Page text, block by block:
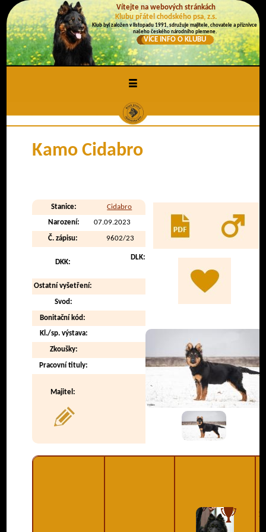
Vítejte na webových stránkách
Klubu přátel chodského psa, z.s.
Klub byl založen v listopadu 1991, sdružuje majitele, chovatele a příznivce
našeho českého národního plemene.
VÍCE INFO O KLUBU
≡
Kamo Cidabro
Stanice:
Cidabro
Narození:
07.09.2023
Č. zápisu: 9602/23
DKK:
DLK:
Ostatní vyšetření:
Svod:
Bonitační kód:
Kl./sp. výstava:
Zkoušky:
Pracovní tituly:
Majitel: